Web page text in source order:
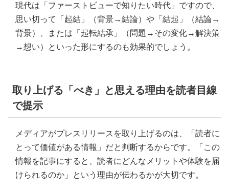
現代は「ファーストビューで知りたい時代」ですので、
思い切って「起結」（背景→結論）や「結起」（結論→
背景）、または「起転結承」（問題→その変化→解決策
→想い）といった形にするのも効果的でしょう。
取り上げる「べき」と思える理由を読者目線
で提示
メディアがプレスリリースを取り上げるのは、「読者に
とって価値がある情報」だと判断するからです。「この
情報を記事にすると、読者にどんなメリットや体験を届
けられるのか」という理由が伝わるかが大切です。